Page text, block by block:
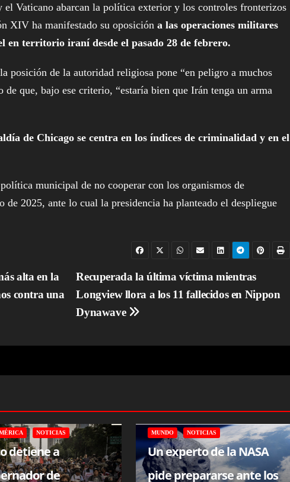
el Vaticano abarcan la política exterior y los controles fronterizos
XIV ha manifestado su oposición a las operaciones militares
en territorio iraní desde el pasado 28 de febrero.
posición de la autoridad religiosa pone “en peligro a muchos
que, bajo ese criterio, “estaría bien que Irán tenga un arma
de Chicago se centra en los índices de criminalidad y en el
municipal de no cooperar con los organismos de
de 2025, ante lo cual la presidencia ha planteado el despliegue
Recuperada la última víctima mientras
Longview llora a los 11 fallecidos en Nippon
Dynawave
alta en la
contra una
NOTICIAS
detiene a
de
MUNDO NOTICIAS
Un experto de la NASA
pide prepararse ante los